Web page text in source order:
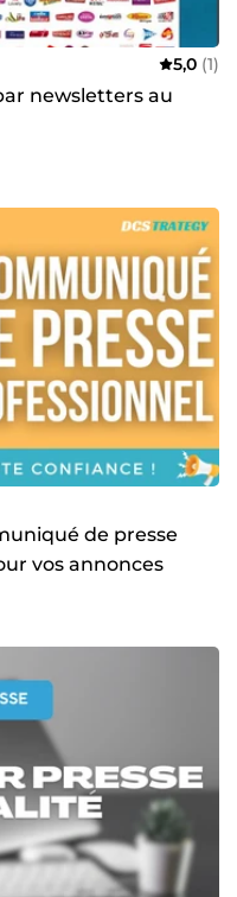
5,0 (1)
newsletters au
de presse
vos annonces